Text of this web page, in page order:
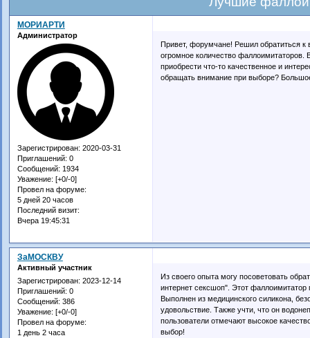
МОРИАРТИ
Администратор
Зарегистрирован: 2020-03-31
Приглашений: 0
Сообщений: 1934
Уважение: [+0/-0]
Провел на форуме:
5 дней 20 часов
Последний визит:
Вчера 19:45:31
Привет, форумчане! Решил обратиться к
огромное количество фаллоимитаторов.
приобрести что-то качественное и
обращать внимание при выборе?
ЗаМОСКВУ
Активный участник
Зарегистрирован: 2023-12-14
Приглашений: 0
Сообщений: 386
Уважение: [+0/-0]
Провел на форуме:
1 день 2 часа
Из своего опыта могу посоветовать
интернет сексшоп". Этот фаллоимитатор
Выполнен из медицинского силикона,
удовольствие. Также учти, что он
пользователи отмечают высокое
выбор!